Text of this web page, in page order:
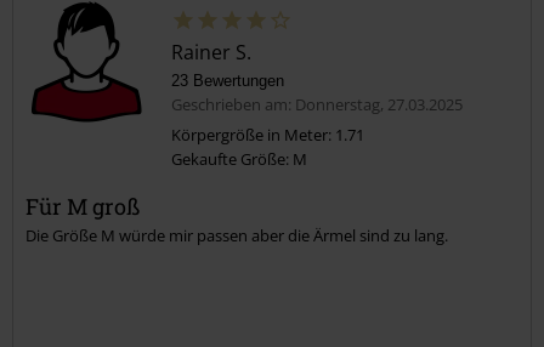
Kommentar jetzt abschicken!
Rainer S.
23 Bewertungen
Geschrieben am: Donnerstag, 27.03.2025
Körpergröße in Meter: 1.71
Gekaufte Größe: M
Für M groß
Die Größe M würde mir passen aber die Ärmel sind zu lang.